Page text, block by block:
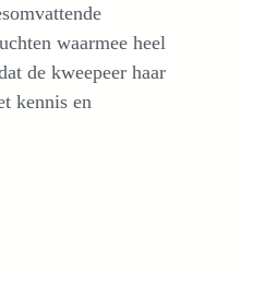
waarmee heel
de kweepeer haar
kennis en